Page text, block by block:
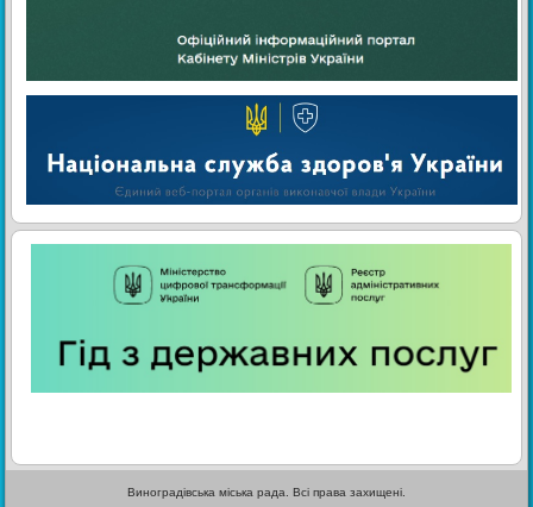
Виноградівська міська рада. Всі права захищені.